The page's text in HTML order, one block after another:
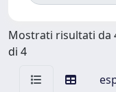
Mostrati risultati da
di 4